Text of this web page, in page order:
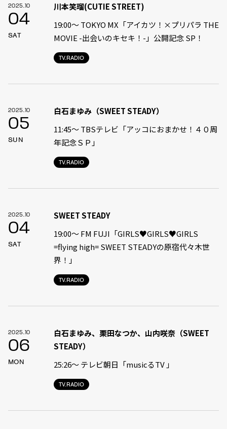
2025.10
04
SAT
TV.RADIO
川本笑瑠(CUTIE STREET)
19:00〜 TOKYO MX「アイカツ！×プリパラ THE
MOVIE -出会いのキセキ！-」公開記念 SP！
2025.10
05
SUN
TV.RADIO
白石まゆみ（SWEET STEADY）
11:45〜 TBSテレビ「アッコにおまかせ！４０周
年記念ＳＰ」
2025.10
04
SAT
TV.RADIO
SWEET STEADY
19:00〜 FM FUJI「GIRLS♥GIRLS♥GIRLS
=flying high= SWEET STEADYの原宿代々木世
界！」
2025.10
06
MON
TV.RADIO
白石まゆみ、栗田なつか、山内咲奈（SWEET
STEADY）
25:26〜 テレビ朝日「musicるTV 」